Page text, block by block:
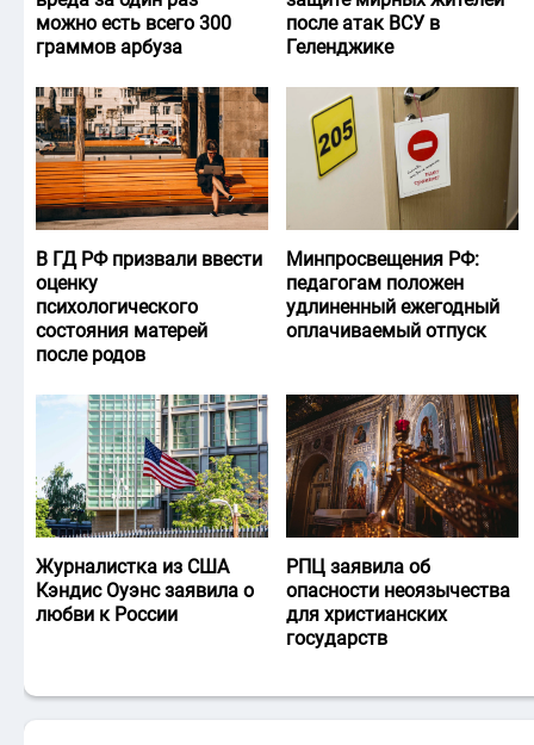
можно есть всего 300
граммов арбуза
после атак ВСУ в
Геленджике
В ГД РФ призвали ввести
оценку
психологического
состояния матерей
после родов
Минпросвещения РФ:
педагогам положен
удлиненный ежегодный
оплачиваемый отпуск
Журналистка из США
Кэндис Оуэнс заявила о
любви к России
РПЦ заявила об
опасности неоязычества
для христианских
государств